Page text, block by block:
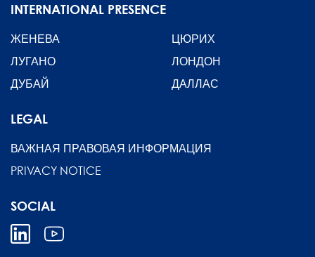
INTERNATIONAL PRESENCE
ЖЕНЕВА
ЦЮРИХ
ЛУГАНО
ЛОНДОН
ДУБАЙ
ДАЛЛАС
LEGAL
ВАЖНАЯ ПРАВОВАЯ ИНФОРМАЦИЯ
PRIVACY NOTICE
SOCIAL